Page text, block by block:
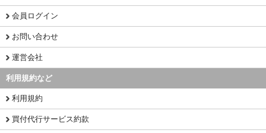
会員ログイン
お問い合わせ
運営会社
利用規約など
利用規約
買付代行サービス約款